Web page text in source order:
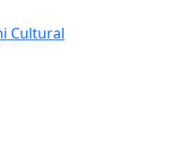
Cultural